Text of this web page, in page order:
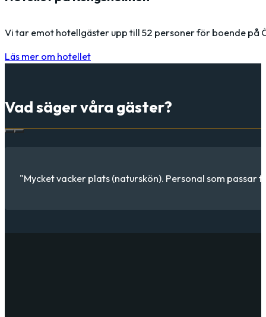
Vi tar emot hotellgäster upp till 52 personer för boende på
Läs mer om hotellet
Vad säger våra gäster?
"Mycket vacker plats (naturskön). Personal som passar